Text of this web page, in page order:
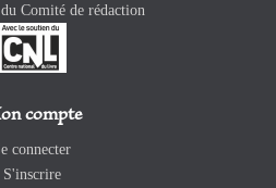
Comité de rédaction
compte
connecter
S'inscrire